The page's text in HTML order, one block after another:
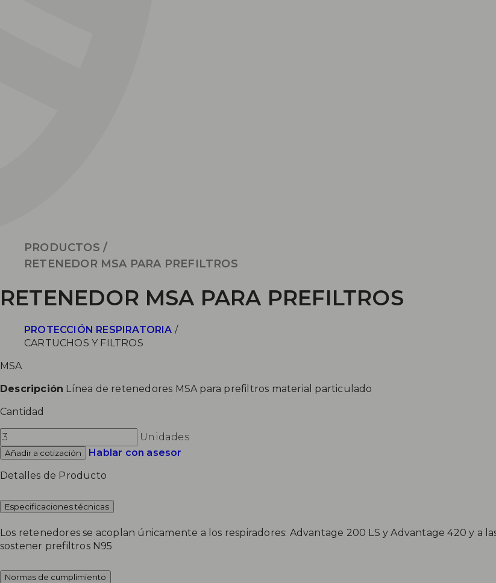
PRODUCTOS /
RETENEDOR MSA PARA PREFILTROS
RETENEDOR MSA PARA PREFILTROS
PROTECCIÓN RESPIRATORIA /
CARTUCHOS Y FILTROS
MSA
Descripción Línea de retenedores MSA para prefiltros material particulado
Cantidad
Unidades
Añadir a cotización
Hablar con asesor
Detalles de Producto
Especificaciones técnicas
Los retenedores se acoplan únicamente a los respiradores: Advantage 200 LS y Advantage 420 y a
sostener prefiltros N95
Normas de cumplimiento